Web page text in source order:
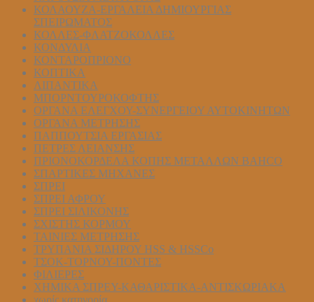
ΚΟΛΑΟΥΖΑ-ΕΡΓΑΛΕΙΑ ΔΗΜΙΟΥΡΓΙΑΣ
ΣΠΕΙΡΩΜΑΤΟΣ
ΚΟΛΛΕΣ-ΦΛΑΤΖΟΚΟΛΛΕΣ
ΚΟΝΔΥΛΙΑ
ΚΟΝΤΑΡΟΠΡΙΟΝΟ
ΚΟΠΤΙΚΑ
ΛΙΠΑΝΤΙΚΑ
ΜΠΟΡΝΤΟΥΡΟΚΟΦΤΗΣ
ΟΡΓΑΝΑ ΕΛΕΓΧΟΥ-ΣYΝΕΡΓΕΙΟΥ ΑΥΤΟΚΙΝΗΤΩΝ
ΟΡΓΑΝΑ ΜΕΤΡΗΣΗΣ
ΠΑΠΠΟΥΤΣΙΑ ΕΡΓΑΣΙΑΣ
ΠΕΤΡΕΣ ΛΕΙΑΝΣΗΣ
ΠΡΙΟΝΟΚΟΡΔΕΛΑ ΚΟΠΗΣ ΜΕΤΑΛΛΩΝ BAHCO
ΣΠΑΡΤΙΚΕΣ ΜΗΧΑΝΕΣ
ΣΠΡΕΙ
ΣΠΡΕΙ ΑΦΡΟΥ
ΣΠΡΕΙ ΣΙΛΙΚΟΝΗΣ
ΣΧΙΣΤΗΣ ΚΟΡΜΟΥ
ΤΑΙΝΙΕΣ ΜΕΤΡΗΣΗΣ
ΤΡΥΠΑΝΙΑ ΣΙΔΗΡΟΥ HSS & HSSCo
ΤΣΟΚ-ΤΟΡΝΟΥ-ΠΟΝΤΕΣ
ΦΙΛΙΕΡΕΣ
ΧΗΜΙΚΑ ΣΠΡΕΥ-ΚΑΘΑΡΙΣΤΙΚΑ-ΑΝΤΙΣΚΩΡΙΑΚΑ
χωρίς κατηγορία